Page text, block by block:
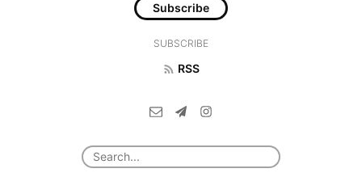
Subscribe
SUBSCRIBE
RSS